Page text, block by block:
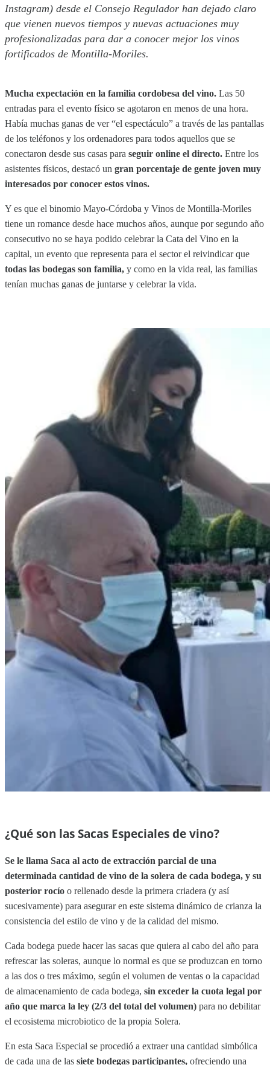
Instagram) desde el Consejo Regulador han dejado claro
que vienen nuevos tiempos y nuevas actuaciones muy
profesionalizadas para dar a conocer mejor los vinos
fortificados de Montilla-Moriles.
Mucha expectación en la familia cordobesa del vino. Las 50
entradas para el evento físico se agotaron en menos de una hora.
Había muchas ganas de ver “el espectáculo” a través de las pantallas
de los teléfonos y los ordenadores para todos aquellos que se
conectaron desde sus casas para seguir online el directo. Entre los
asistentes físicos, destacó un gran porcentaje de gente joven muy
interesados por conocer estos vinos.
Y es que el binomio Mayo-Córdoba y Vinos de Montilla-Moriles
tiene un romance desde hace muchos años, aunque por segundo año
consecutivo no se haya podido celebrar la Cata del Vino en la
capital, un evento que representa para el sector el reivindicar que
todas las bodegas son familia, y como en la vida real, las familias
tenían muchas ganas de juntarse y celebrar la vida.
¿Qué son las Sacas Especiales de vino?
Se le llama Saca al acto de extracción parcial de una
determinada cantidad de vino de la solera de cada bodega, y su
posterior rocío o rellenado desde la primera criadera (y así
sucesivamente) para asegurar en este sistema dinámico de crianza la
consistencia del estilo de vino y de la calidad del mismo.
Cada bodega puede hacer las sacas que quiera al cabo del año para
refrescar las soleras, aunque lo normal es que se produzcan en torno
a las dos o tres máximo, según el volumen de ventas o la capacidad
de almacenamiento de cada bodega, sin exceder la cuota legal por
año que marca la ley (2/3 del total del volumen) para no debilitar
el ecosistema microbiotico de la propia Solera.
En esta Saca Especial se procedió a extraer una cantidad simbólica
de cada una de las siete bodegas participantes, ofreciendo una